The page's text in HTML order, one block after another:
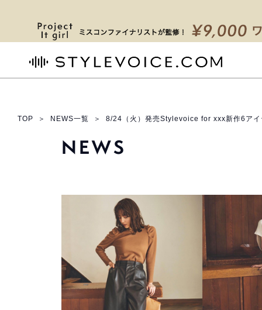
TOP ＞ NEWS一覧 ＞ 8/24（火）発売Stylevoice for xxx新作6アイ
NEWS